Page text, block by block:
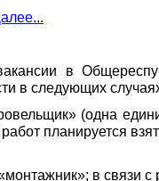
в
в следующих
(одна
планируется
в связи